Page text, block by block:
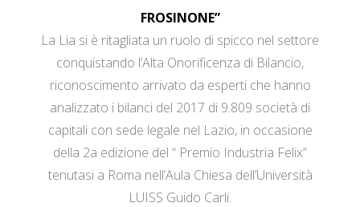
FROSINONE”
La Lia si è ritagliata un ruolo di spicco nel settore
conquistando l’Alta Onorificenza di Bilancio,
riconoscimento arrivato da esperti che hanno
analizzato i bilanci del 2017 di 9.809 società di
capitali con sede legale nel Lazio, in occasione
della 2a edizione del “ Premio Industria Felix”
tenutasi a Roma nell’Aula Chiesa dell’Università
LUISS Guido Carli.